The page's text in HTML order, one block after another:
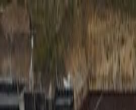
RADIO SOMEȘ
Categorii